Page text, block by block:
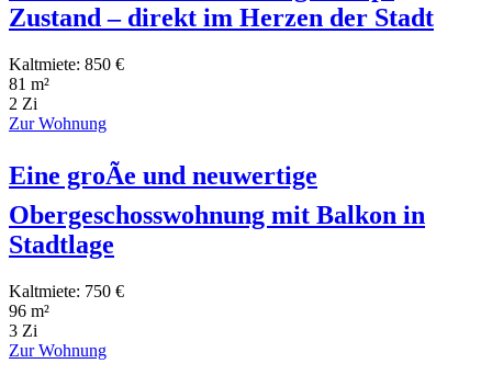
Zustand – direkt im Herzen der Stadt
Kaltmiete: 850 €
81 m²
2 Zi
Zur Wohnung
Eine groÃe und neuwertige
Obergeschosswohnung mit Balkon in
Stadtlage
Kaltmiete: 750 €
96 m²
3 Zi
Zur Wohnung